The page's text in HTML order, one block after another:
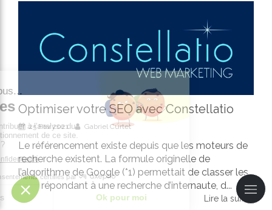
Optimiser votre SEO avec Constellatio
25 Fév 2021 Gabriel Curtet
Le référencement existe depuis que les moteurs de
recherche existent. La formule originelle de
l’algorithme de Google (*1) permettait de classer les
sites répondant à une recherche d’internaute, d...
Lire la suite...